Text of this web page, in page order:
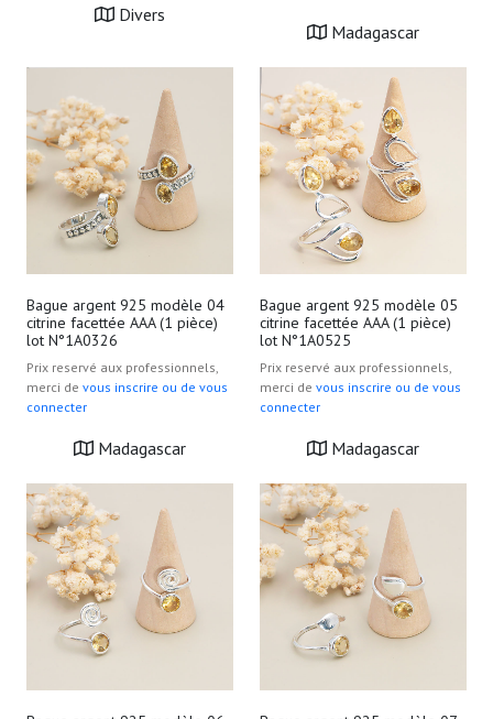
Divers
Madagascar
Bague argent 925 modèle 04
citrine facettée AAA (1 pièce)
lot N°1A0326
Prix reservé aux professionnels,
merci de vous inscrire ou de vous
connecter
Madagascar
Bague argent 925 modèle 05
citrine facettée AAA (1 pièce)
lot N°1A0525
Prix reservé aux professionnels,
merci de vous inscrire ou de vous
connecter
Madagascar